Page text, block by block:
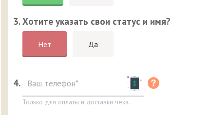
3. Хотите указать свои статус и имя?
Нет Да
4.
Только для оплаты и доставки чека.